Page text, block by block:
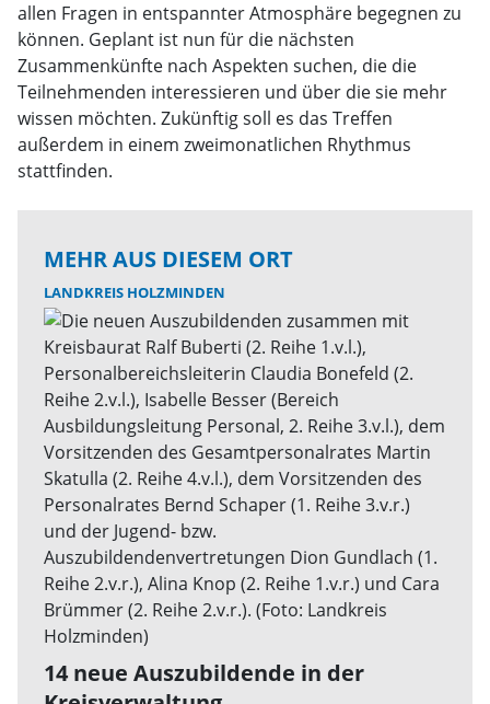
allen Fragen in entspannter Atmosphäre begegnen zu
können. Geplant ist nun für die nächsten
Zusammenkünfte nach Aspekten suchen, die die
Teilnehmenden interessieren und über die sie mehr
wissen möchten. Zukünftig soll es das Treffen
außerdem in einem zweimonatlichen Rhythmus
stattfinden.
MEHR AUS DIESEM ORT
LANDKREIS HOLZMINDEN
14 neue Auszubildende in der